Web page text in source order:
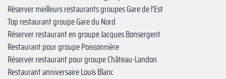
Réserver meilleurs restaurants groupes Gare de l'Est
Top restaurant groupe Gare du Nord
Réserver restaurant en groupe Jacques Bonsergent
Restaurant pour groupe Poissonnière
Réserver restaurant pour groupe ‍Château-Landon‍
Restaurant anniversaire ‍Louis Blanc